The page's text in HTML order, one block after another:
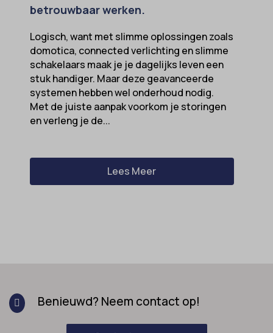
betrouwbaar werken.
Logisch, want met slimme oplossingen zoals
domotica, connected verlichting en slimme
schakelaars maak je je dagelijks leven een
stuk handiger. Maar deze geavanceerde
systemen hebben wel onderhoud nodig.
Met de juiste aanpak voorkom je storingen
en verleng je de...
Lees Meer
 Benieuwd? Neem contact op!